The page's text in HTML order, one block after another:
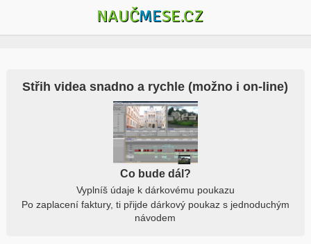
NAUČMESE.CZ
Střih videa snadno a rychle (možno i on-line)
Co bude dál?
Vyplníš údaje k dárkovému poukazu
Po zaplacení faktury, ti přijde dárkový poukaz s jednoduchým
návodem